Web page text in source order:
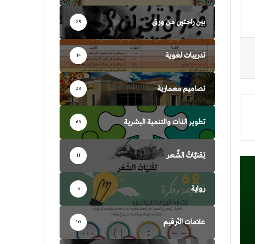
بين راحتين من ورق 25
تدريبات لغوية 14
تصاميم معمارية 28
تطوير الذات والتنمية البشرية 68
تِقنيَّاتُ الشِّعر 11
رواية 6
علامات التّرقيم 10